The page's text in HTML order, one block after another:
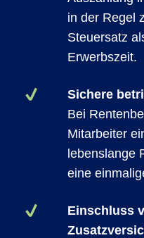
in der Regel
Steuersatz
Erwerbszeit.
Sichere
Bei
Mitarbeiter
lebenslange
eine
Einschluss